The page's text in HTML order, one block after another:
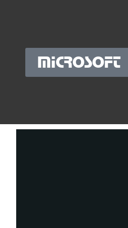
MICROSOFT